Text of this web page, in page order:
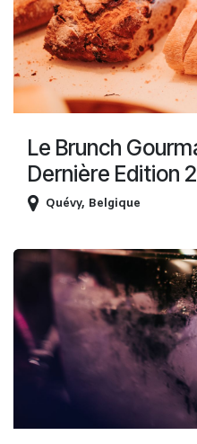
Le Brunch
Dernière Edition
Quévy, Belgique